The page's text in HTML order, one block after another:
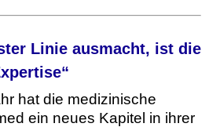
Linie ausmacht, ist die
hat die medizinische
ein neues Kapitel in ihrer